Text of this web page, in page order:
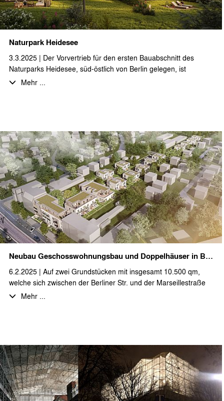
Naturpark Heidesee
3.3.2025 | Der Vorvertrieb für den ersten Bauabschnitt des
Naturparks Heidesee, süd-östlich von Berlin gelegen, ist
erfolgreich gestartet.
umgebenden Seen und Kanälen. In einem ersten Bauabschnitt
ist die Realisierung von neun freistehenden Einzel- und
Doppelhäusern geplant.
Die auf Feriennutzung optimierten Grundrisse mit ca. 65 bzw. 75
m² Wohnfläche bieten viel Raum für eine erholsame Auszeit in
der Natur, aber auch ausreichend Platz und den technischen
Ausstattungsstandard für mobiles Arbeiten. Durch die
Realisierung in Holzständerbauweise und dank eines
nachhaltigen Energiekonzeptes erfüllt das Projekt alle
Ansprüche an zeitgemäßes Bauen und holt ein Stück
skandinavische Ästhetik nach Brandenburg.
Wir bedanken uns bei unseren Auftraggebern und alle
beteiligten Fachplanern für die gute Zusammenarbeit und
freuen uns auf die Fortführung in den weiteren Bauabschnitten.
Mehr ...
Neubau Geschosswohnungsbau und Doppelhäuser in Berliner Straße
6.2.2025 | Auf zwei Grundstücken mit insgesamt 10.500 qm,
welche sich zwischen der Berliner Str. und der Marseillestraße
befinden und sich darüber hinaus bis zum Parkgraben
Gebäudetypologien entwickelt, welche sich gut in die
bestehende Bebauung einfügen. So entsteht ein
straßenbegleitendes, viergeschossiges Torhaus entlang der
Berliner Straße 41-42 sowie ein dreigeschossiges und ein
zweigeschossiges Wohngebäude im vorderen
Mehr ...